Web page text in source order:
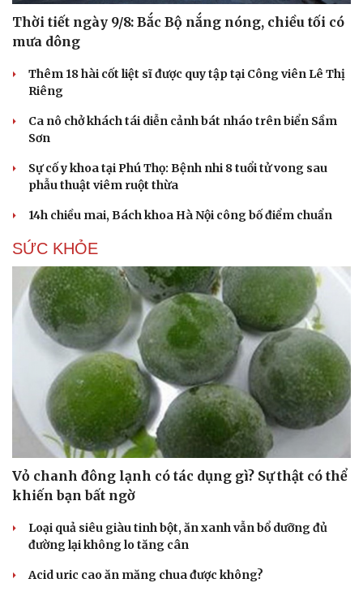
Du lịch
Săn Tour
check-in
Đọc truyện đêm khuya
Hạt giống tâm hồn
Thời tiết ngày 9/8: Bắc Bộ nắng nóng, chiều tối có
mưa dông
Thêm 18 hài cốt liệt sĩ được quy tập tại Công viên Lê Thị
Riêng
Ca nô chở khách tái diễn cảnh bát nháo trên biển Sầm
Sơn
Sự cố y khoa tại Phú Thọ: Bệnh nhi 8 tuổi tử vong sau
phẫu thuật viêm ruột thừa
14h chiều mai, Bách khoa Hà Nội công bố điểm chuẩn
SỨC KHỎE
Vỏ chanh đông lạnh có tác dụng gì? Sự thật có thể
khiến bạn bất ngờ
Loại quả siêu giàu tinh bột, ăn xanh vẫn bổ dưỡng đủ
đường lại không lo tăng cân
Acid uric cao ăn măng chua được không?